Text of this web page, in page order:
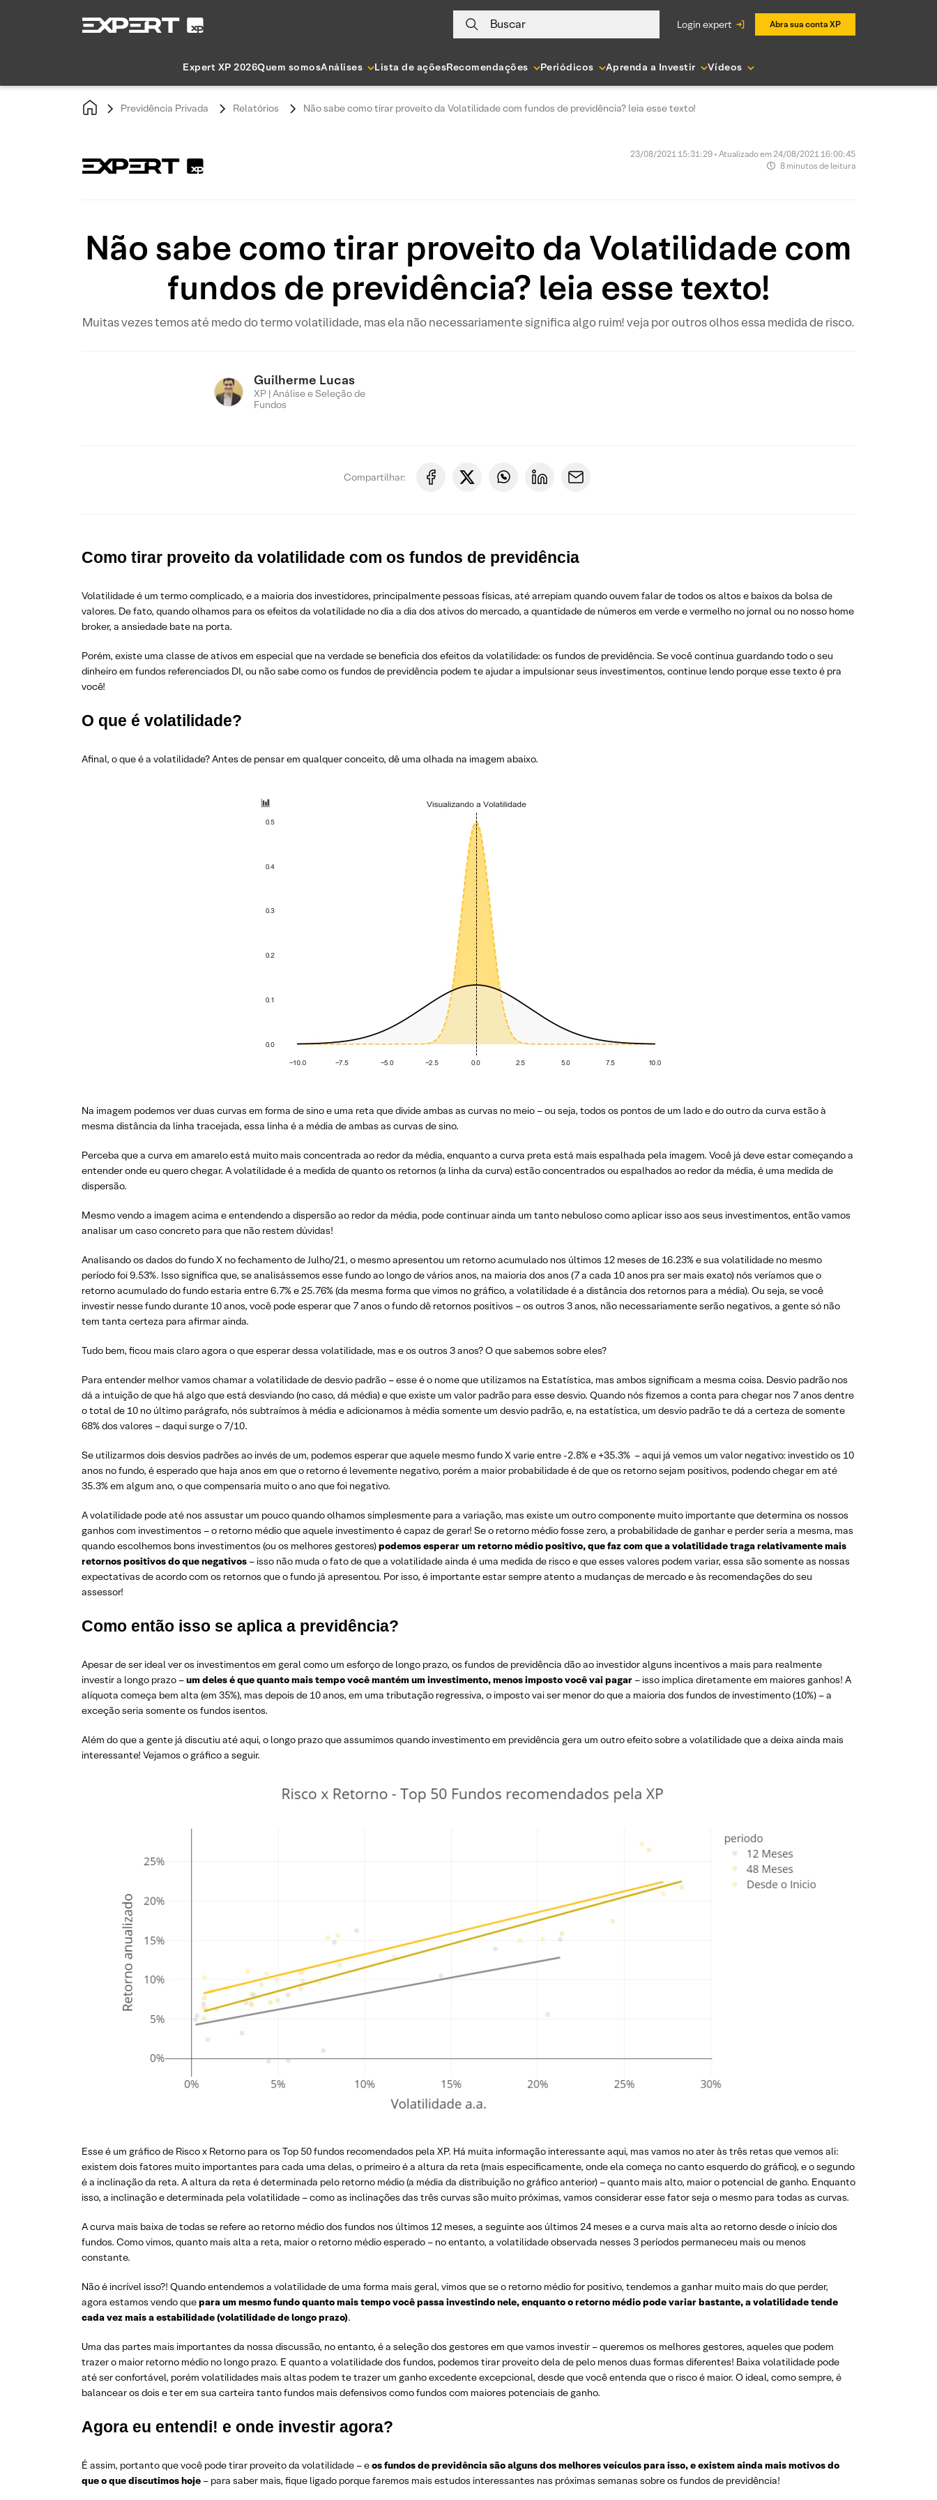
Buscar login expert Abra sua conta XP
Expert XP 2026Quem somosAnálises Lista de açõesRecomendações Periódicos Aprenda a Investir Vídeos
Previdência Privada Relatórios Não sabe como tirar proveito da Volatilidade com fundos de previdência? leia esse texto!
23/08/2021 15:31:29 • Atualizado em 24/08/2021 16:00:45
8 minutos de leitura
Não sabe como tirar proveito da Volatilidade com
fundos de previdência? leia esse texto!
Muitas vezes temos até medo do termo volatilidade, mas ela não necessariamente significa algo ruim! veja por outros olhos essa medida de risco.
Guilherme Lucas
XP | Análise e Seleção de
Fundos
Compartilhar:
Como tirar proveito da volatilidade com os fundos de previdência
Volatilidade é um termo complicado, e a maioria dos investidores, principalmente pessoas físicas, até arrepiam quando ouvem falar de todos os altos e baixos da bolsa de
valores. De fato, quando olhamos para os efeitos da volatilidade no dia a dia dos ativos do mercado, a quantidade de números em verde e vermelho no jornal ou no nosso home
broker, a ansiedade bate na porta.
Porém, existe uma classe de ativos em especial que na verdade se beneficia dos efeitos da volatilidade: os fundos de previdência. Se você continua guardando todo o seu
dinheiro em fundos referenciados DI, ou não sabe como os fundos de previdência podem te ajudar a impulsionar seus investimentos, continue lendo porque esse texto é pra
você!
O que é volatilidade?
Afinal, o que é a volatilidade? Antes de pensar em qualquer conceito, dê uma olhada na imagem abaixo.
Na imagem podemos ver duas curvas em forma de sino e uma reta que divide ambas as curvas no meio – ou seja, todos os pontos de um lado e do outro da curva estão à
mesma distância da linha tracejada, essa linha é a média de ambas as curvas de sino.
Perceba que a curva em amarelo está muito mais concentrada ao redor da média, enquanto a curva preta está mais espalhada pela imagem. Você já deve estar começando a
entender onde eu quero chegar. A volatilidade é a medida de quanto os retornos (a linha da curva) estão concentrados ou espalhados ao redor da média, é uma medida de
dispersão.
Mesmo vendo a imagem acima e entendendo a dispersão ao redor da média, pode continuar ainda um tanto nebuloso como aplicar isso aos seus investimentos, então vamos
analisar um caso concreto para que não restem dúvidas!
Analisando os dados do fundo X no fechamento de Julho/21, o mesmo apresentou um retorno acumulado nos últimos 12 meses de 16.23% e sua volatilidade no mesmo
período foi 9.53%. Isso significa que, se analisássemos esse fundo ao longo de vários anos, na maioria dos anos (7 a cada 10 anos pra ser mais exato) nós veríamos que o
retorno acumulado do fundo estaria entre 6.7% e 25.76% (da mesma forma que vimos no gráfico, a volatilidade é a distância dos retornos para a média). Ou seja, se você
investir nesse fundo durante 10 anos, você pode esperar que 7 anos o fundo dê retornos positivos – os outros 3 anos, não necessariamente serão negativos, a gente só não
tem tanta certeza para afirmar ainda.
Tudo bem, ficou mais claro agora o que esperar dessa volatilidade, mas e os outros 3 anos? O que sabemos sobre eles?
Para entender melhor vamos chamar a volatilidade de desvio padrão – esse é o nome que utilizamos na Estatística, mas ambos significam a mesma coisa. Desvio padrão nos
dá a intuição de que há algo que está desviando (no caso, dá média) e que existe um valor padrão para esse desvio. Quando nós fizemos a conta para chegar nos 7 anos dentre
o total de 10 no último parágrafo, nós subtraímos à média e adicionamos à média somente um desvio padrão, e, na estatística, um desvio padrão te dá a certeza de somente
68% dos valores – daqui surge o 7/10.
Se utilizarmos dois desvios padrões ao invés de um, podemos esperar que aquele mesmo fundo X varie entre -2.8% e +35.3% – aqui já vemos um valor negativo: investido os 10
anos no fundo, é esperado que haja anos em que o retorno é levemente negativo, porém a maior probabilidade é de que os retorno sejam positivos, podendo chegar em até
35.3% em algum ano, o que compensaria muito o ano que foi negativo.
A volatilidade pode até nos assustar um pouco quando olhamos simplesmente para a variação, mas existe um outro componente muito importante que determina os nossos
ganhos com investimentos – o retorno médio que aquele investimento é capaz de gerar! Se o retorno médio fosse zero, a probabilidade de ganhar e perder seria a mesma, mas
quando escolhemos bons investimentos (ou os melhores gestores)podemos esperar um retorno médio positivo, que faz com que a volatilidade traga relativamente mais
retornos positivos do que negativos – isso não muda o fato de que a volatilidade ainda é uma medida de risco e que esses valores podem variar, essa são somente as nossas
expectativas de acordo com os retornos que o fundo já apresentou. Por isso, é importante estar sempre atento a mudanças de mercado e às recomendações do seu
assessor!
Como então isso se aplica a previdência?
Apesar de ser ideal ver os investimentos em geral como um esforço de longo prazo, os fundos de previdência dão ao investidor alguns incentivos a mais para realmente
investir a longo prazo –um deles é que quanto mais tempo você mantém um investimento, menos imposto você vai pagar – isso implica diretamente em maiores ganhos! A
alíquota começa bem alta (em 35%), mas depois de 10 anos, em uma tributação regressiva, o imposto vai ser menor do que a maioria dos fundos de investimento (10%) – a
exceção seria somente os fundos isentos.
Além do que a gente já discutiu até aqui, o longo prazo que assumimos quando investimento em previdência gera um outro efeito sobre a volatilidade que a deixa ainda mais
interessante! Vejamos o gráfico a seguir.
Esse é um gráfico de Risco x Retorno para os Top 50 fundos recomendados pela XP. Há muita informação interessante aqui, mas vamos no ater às três retas que vemos ali:
existem dois fatores muito importantes para cada uma delas, o primeiro é a altura da reta (mais especificamente, onde ela começa no canto esquerdo do gráfico), e o segundo
é a inclinação da reta. A altura da reta é determinada pelo retorno médio (a média da distribuição no gráfico anterior) – quanto mais alto, maior o potencial de ganho. Enquanto
isso, a inclinação e determinada pela volatilidade – como as inclinações das três curvas são muito próximas, vamos considerar esse fator seja o mesmo para todas as curvas.
A curva mais baixa de todas se refere ao retorno médio dos fundos nos últimos 12 meses, a seguinte aos últimos 24 meses e a curva mais alta ao retorno desde o início dos
fundos. Como vimos, quanto mais alta a reta, maior o retorno médio esperado – no entanto, a volatilidade observada nesses 3 períodos permaneceu mais ou menos
constante.
Não é incrível isso?! Quando entendemos a volatilidade de uma forma mais geral, vimos que se o retorno médio for positivo, tendemos a ganhar muito mais do que perder,
agora estamos vendo quepara um mesmo fundo quanto mais tempo você passa investindo nele, enquanto o retorno médio pode variar bastante, a volatilidade tende
cada vez mais a estabilidade (volatilidade de longo prazo).
Uma das partes mais importantes da nossa discussão, no entanto, é a seleção dos gestores em que vamos investir – queremos os melhores gestores, aqueles que podem
trazer o maior retorno médio no longo prazo. E quanto a volatilidade dos fundos, podemos tirar proveito dela de pelo menos duas formas diferentes! Baixa volatilidade pode
até ser confortável, porém volatilidades mais altas podem te trazer um ganho excedente excepcional, desde que você entenda que o risco é maior. O ideal, como sempre, é
balancear os dois e ter em sua carteira tanto fundos mais defensivos como fundos com maiores potenciais de ganho.
Agora eu entendi! e onde investir agora?
É assim, portanto que você pode tirar proveito da volatilidade – eos fundos de previdência são alguns dos melhores veículos para isso, e existem ainda mais motivos do
que o que discutimos hoje – para saber mais, fique ligado porque faremos mais estudos interessantes nas próximas semanas sobre os fundos de previdência!